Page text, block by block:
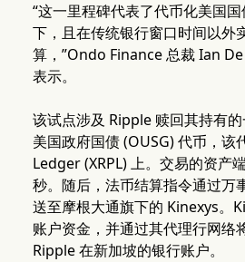
“这一里程碑代表了代币化美国
下，且在传统银行窗口时间以外
算，”Ondo Finance 总裁 Ian
表示。
该试点涉及 Ripple 赎回其持有
美国政府国债 (OUSG) 代币，该
Ledger (XRPL) 上。交易的资产
秒。随后，法币结算指令通过万
送至摩根大通旗下的 Kinexys。
账户资金，并通过其代理行网络
Ripple 在新加坡的银行账户。